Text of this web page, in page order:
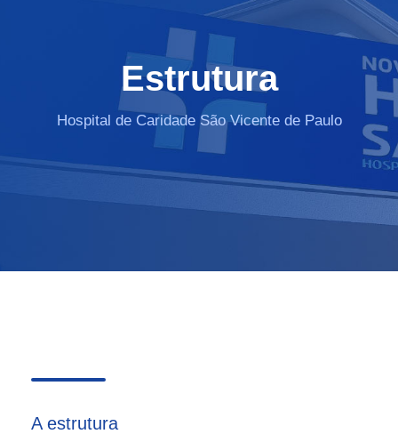
Estrutura
Hospital de Caridade São Vicente de Paulo
A estrutura